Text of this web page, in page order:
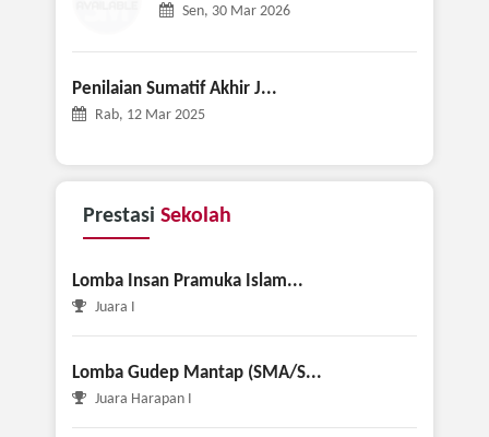
Sen, 30 Mar 2026
Penilaian Sumatif Akhir J...
Rab, 12 Mar 2025
Prestasi Sekolah
Lomba Insan Pramuka Islam...
Lomba Gudep Mantap (SMA/S...
Juara Harapan I